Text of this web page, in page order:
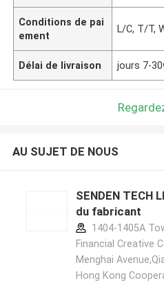
Conditions de pai
ement
L/C, T/T,
Délai de livraison jours 7-
AU SUJET DE NOUS
SENDEN TECH
du fabricant
1404-1405A
Financial Creative
Menghai
Hong Kong